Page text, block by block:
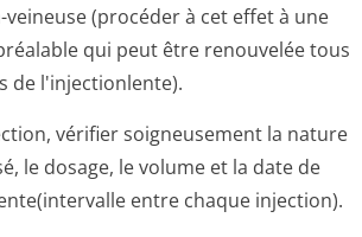
(procéder à cet effet à une
qui peut être renouvelée tous
de l'injectionlente).
vérifier soigneusement la nature
le dosage, le volume et la date de
entre chaque injection).